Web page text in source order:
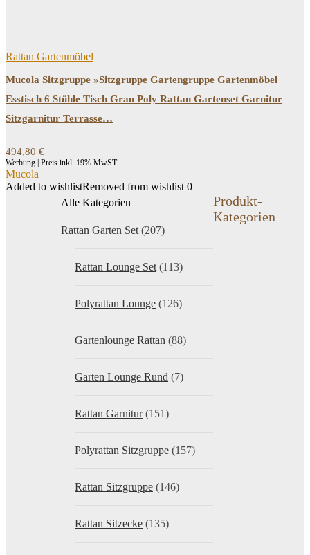
Rattan Gartenmöbel
Mucola Sitzgruppe »Sitzgruppe Gartengruppe Gartenmöbel
Esstisch 6 Stühle Tisch Grau Poly Rattan Gartenset Garnitur
Sitzgarnitur Terrasse…
494,80 €
Werbung | Preis inkl. 19% MwST.
Mucola
Added to wishlistRemoved from wishlist 0
Alle Kategorien
Rattan Garten Set (207)
Rattan Lounge Set (113)
Polyrattan Lounge (126)
Gartenlounge Rattan (88)
Garten Lounge Rund (7)
Rattan Garnitur (151)
Polyrattan Sitzgruppe (157)
Rattan Sitzgruppe (146)
Rattan Sitzecke (135)
Produkt-
Kategorien